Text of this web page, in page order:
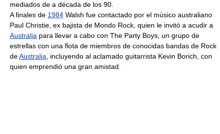
mediados de a década de los 90.
A finales de 1984 Walsh fue contactado por el músico australiano
Paul Christie, ex bajista de Mondo Rock, quien le invitó a acudir a
Australia para llevar a cabo con The Party Boys, un grupo de
estrellas con una flota de miembros de conocidas bandas de Rock
deAustralia , incluyendo al aclamado guitarrista Kevin Borich, con
quien emprendió una gran amistad.